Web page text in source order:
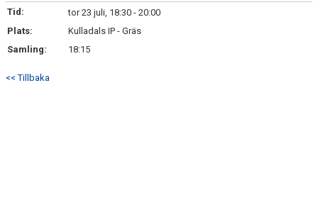
KALENDER
TRUPPEN
Tid:
tor 23 juli, 18:30 - 20:00
Plats:
Kulladals IP - Gräs
Samling:
18:15
<< Tillbaka